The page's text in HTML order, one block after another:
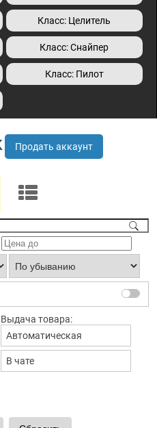
Класс: Целитель
Класс: Снайпер
Класс: Пилот
Продать аккаунт
Выдача товара:
Автоматическая
В чате